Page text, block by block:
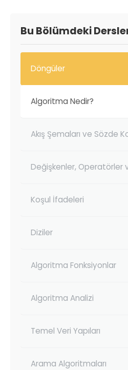
Bu Bölümdeki
Döngüler
Algoritma Nedir?
Akış Şemaları ve Sözde
Değişkenler, Operatörler
Koşul İfadeleri
Diziler
Algoritma Fonksiyonlar
Algoritma Analizi
Temel Veri Yapıları
Arama Algoritmaları